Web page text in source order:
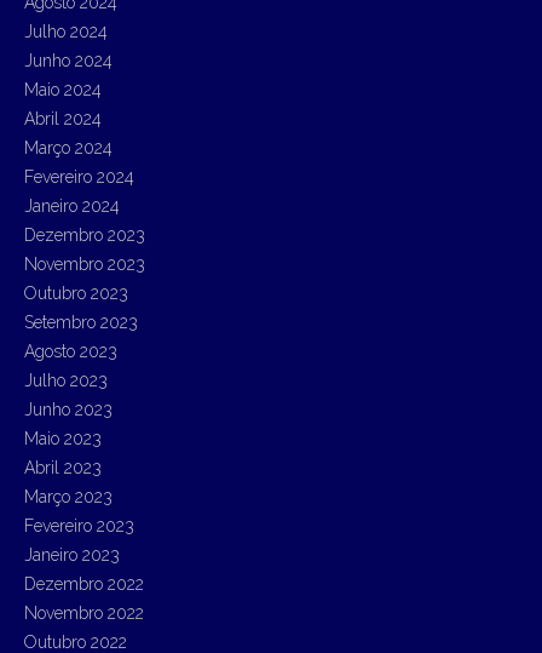
Julho 2024
Junho 2024
Maio 2024
Abril 2024
Março 2024
Fevereiro 2024
Janeiro 2024
Dezembro 2023
Novembro 2023
Outubro 2023
Setembro 2023
Agosto 2023
Julho 2023
Junho 2023
Maio 2023
Abril 2023
Março 2023
Fevereiro 2023
Janeiro 2023
Dezembro 2022
Novembro 2022
Outubro 2022